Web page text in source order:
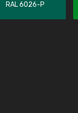
RAL 6026-P